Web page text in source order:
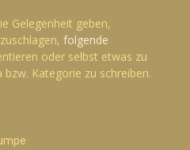
Gelegenheit geben,
folgende
oder selbst etwas zu
Kategorie zu schreiben.